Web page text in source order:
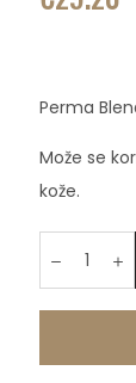
Perma
Može se
kože.